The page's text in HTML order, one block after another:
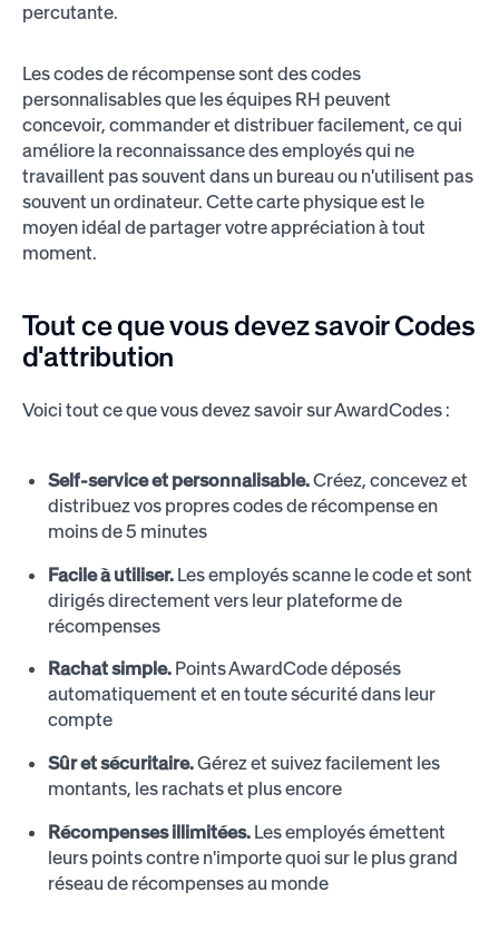
percutante.
Les codes de récompense sont des codes
personnalisables que les équipes RH peuvent
concevoir, commander et distribuer facilement, ce qui
améliore la reconnaissance des employés qui ne
travaillent pas souvent dans un bureau ou n'utilisent pas
souvent un ordinateur. Cette carte physique est le
moyen idéal de partager votre appréciation à tout
moment.
Tout ce que vous devez savoirCodes
d'attribution
Voici tout ce que vous devez savoir sur AwardCodes :
Self-service et personnalisable.Créez, concevez et
distribuez vos propres codes de récompense en
moins de 5 minutes
Facile à utiliser. Les employés scanne le code et sont
dirigés directement vers leur plateforme de
récompenses
Rachat simple. Points AwardCode déposés
automatiquement et en toute sécurité dans leur
compte
Sûr et sécuritaire.Gérez et suivez facilement les
montants, les rachats et plus encore
Récompenses illimitées. Les employés émettent
leurs points contre n'importe quoi sur le plus grand
réseau de récompenses au monde